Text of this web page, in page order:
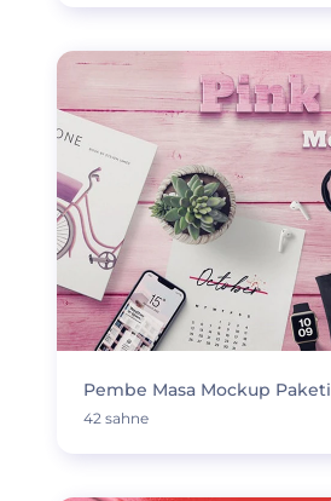
Pembe Masa Mockup Paketi
42 sahne